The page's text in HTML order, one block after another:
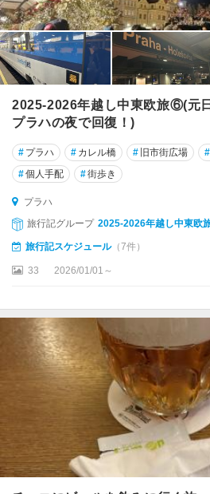
2025-2026年越し中東欧旅⑥(元
プラハの夜で回復！)
# プラハ # カレル橋 # 旧市街広場 #
#個人手配 #街歩き
プラハ
旅行記グループ 2025-2026年越し中東欧
旅行記スケジュール（7件）
33 2026/01/01～